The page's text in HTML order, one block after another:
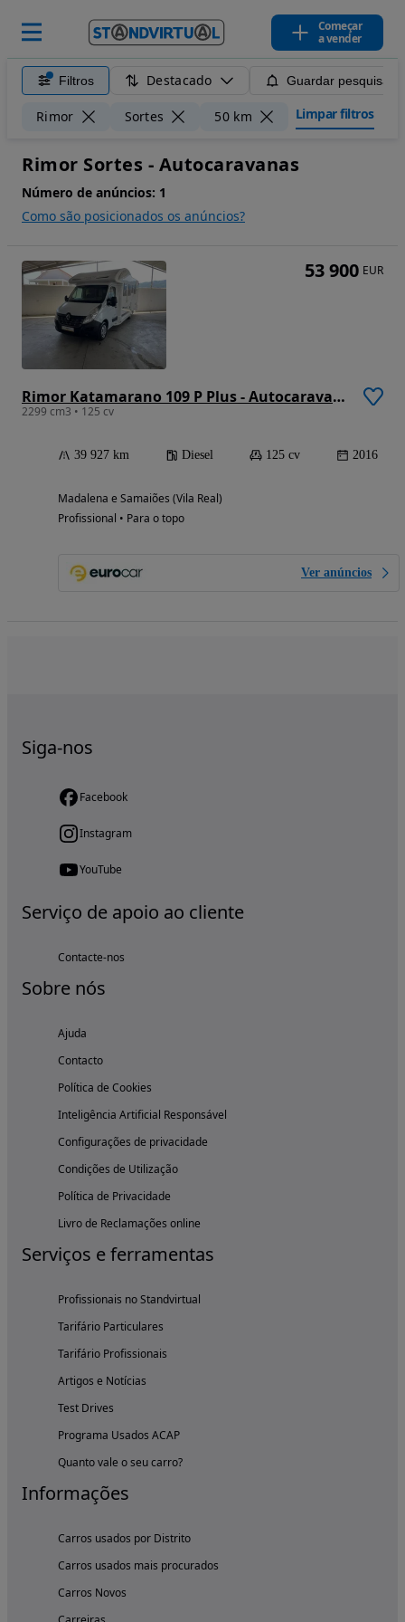
Começar
a vender
Filtros Destacado Guardar pesquisa
Rimor Sortes 50 km Limpar filtros
Rimor Sortes - Autocaravanas
Número de anúncios: 1
Como são posicionados os anúncios?
Rimor Katamarano 109 P Plus - Autocaravana c/Cama Central e Cama Basculante
2299 cm3 • 125 cv
39 927 km Diesel 125 cv 2016
Madalena e Samaiões (Vila Real)
Profissional • Para o topo
Ver anúncios
53 900 EUR
Siga-nos
Facebook
Instagram
YouTube
Serviço de apoio ao cliente
Contacte-nos
Sobre nós
Ajuda
Contacto
Política de Cookies
Inteligência Artificial Responsável
Configurações de privacidade
Condições de Utilização
Política de Privacidade
Livro de Reclamações online
Serviços e ferramentas
Profissionais no Standvirtual
Tarifário Particulares
Tarifário Profissionais
Artigos e Notícias
Test Drives
Programa Usados ACAP
Quanto vale o seu carro?
Informações
Carros usados por Distrito
Carros usados mais procurados
Carros Novos